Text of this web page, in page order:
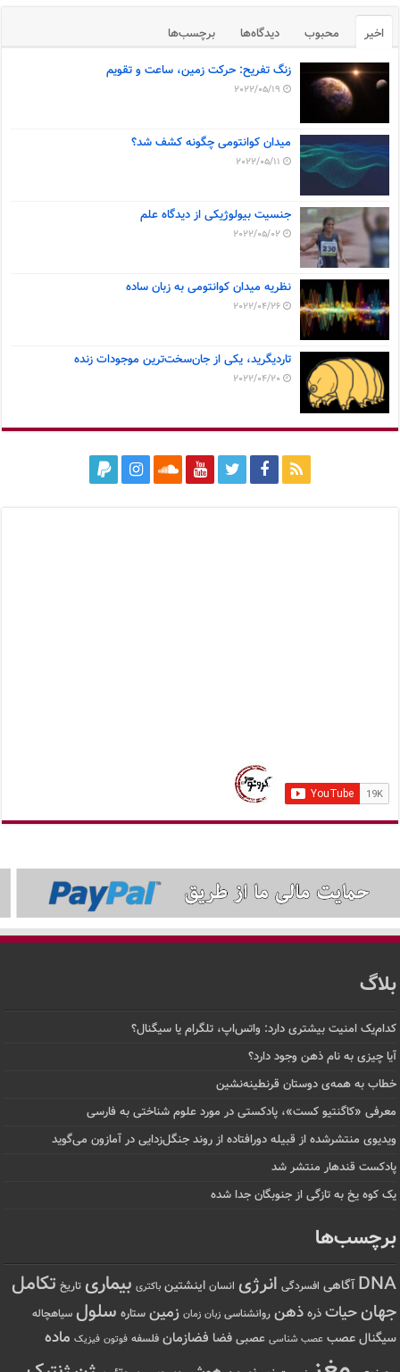
اخیر محبوب دیدگاه‌ها برچسب‌ها
زنگ تفریح: حرکت زمین، ساعت و تقویم
2022/05/19
میدان کوانتومی چگونه کشف شد؟
2022/05/11
جنسیت بیولوژیکی از دیدگاه علم
2022/05/02
نظریه میدان کوانتومی به زبان ساده
2022/04/26
تاردیگرید، یکی از جان‌سخت‌ترین موجودات زنده
2022/04/20
بلاگ
کدام‌یک امنیت بیشتری دارد: واتس‌اپ، تلگرام یا سیگنال؟
آیا چیزی به نام ذهن وجود دارد؟
خطاب به همه‌ی دوستان قرنطینه‌نشین
معرفی «کاگنتیو کست»، پادکستی در مورد علوم شناختی به فارسی
ویدیوی منتشرشده از قبیله دورافتاده‌ از روند جنگل‌زدایی در آمازون می‌گوید
پادکست قندهار منتشر شد
یک کوه یخ به تازگی از جنوبگان جدا شده
برچسب‌ها
DNA آگاهی افسردگی انرژی انسان اینشتین باکتری بیماری تاریخ تکامل
جهانحیات ذره ذهن روانشناسی زبان زمان زمین ستاره سلول سیاهچاله
سیگنال عصب عصب شناسی عصبی فضا فضازمان فلسفه فوتون فیزیک ماده